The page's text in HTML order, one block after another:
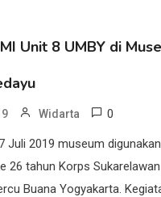
Unit 8 UMBY di
Widarta 0
Juli 2019 museum
26 tahun Korps
Buana Yogyakarta.